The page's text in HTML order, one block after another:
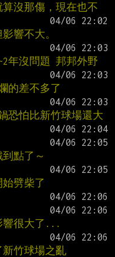
沒那傷，現在也不
響不大。
年沒問題 邦邦外野
的差不多了
恐怕比新竹球場還大
點了～
劈柴了
響很大了...
竹球場之亂